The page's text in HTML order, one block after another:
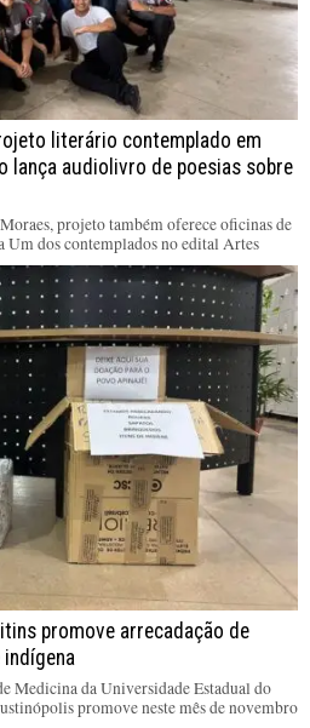
literário contemplado em
lança audiolivro de poesias sobre
projeto também oferece oficinas de
Um dos contemplados no edital Artes
promove arrecadação de
Medicina da Universidade Estadual do
promove neste mês de novembro